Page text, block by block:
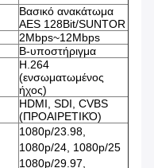
Βασικό ανακάτωμα
AES 128Bit/SUNTOR
2Mbps~12Mbps
Β-υποστήριγμα
H.264
(ενσωματωμένος
ήχος)
HDMI, SDI, CVBS
(ΠΡΟΑΙΡΕΤΙΚΌ)
1080p/23.98,
1080p/24, 1080p/25
1080p/29.97,